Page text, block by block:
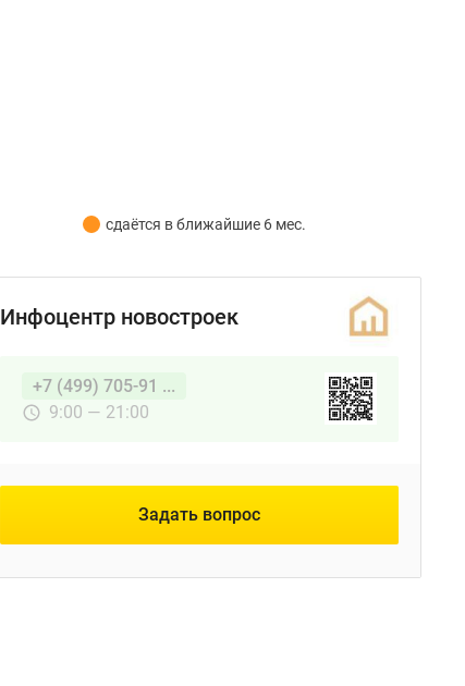
сдаётся в ближайшие 6 мес.
Инфоцентр новостроек
+7 (499) 705-91 ...
9:00 — 21:00
Задать вопрос